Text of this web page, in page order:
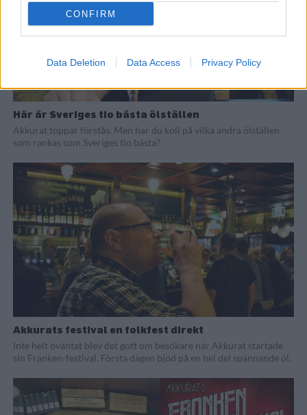
CONFIRM
Data Deletion Data Access Privacy Policy
Här är Sveriges tio bästa ölställen
Akkurat toppar förstås. Men har du koll på vilka andra ölställen
som rankas som Sveriges tio bästa?
Akkurats festival en folkfest direkt
Inte helt oväntat blev det gott om besökare när Akkurat startade
sin Franken-festival. Första dagen bjöd på en hel del spännande öl.